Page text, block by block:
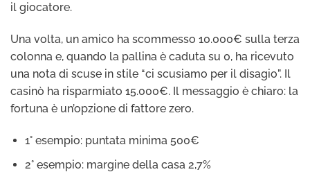
il giocatore.
Una volta, un amico ha scommesso 10.000€ sulla terza
colonna e, quando la pallina è caduta su 0, ha ricevuto
una nota di scuse in stile “ci scusiamo per il disagio”. Il
casinò ha risparmiato 15.000€. Il messaggio è chiaro: la
fortuna è un’opzione di fattore zero.
1° esempio: puntata minima 500€
2° esempio: margine della casa 2,7%